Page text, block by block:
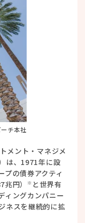
メント・マネジメ
は、1971年に設
プの債券アクティ
円）
※ と世界有
ィングカンパニー
ネスを継続的に拡
チ本社